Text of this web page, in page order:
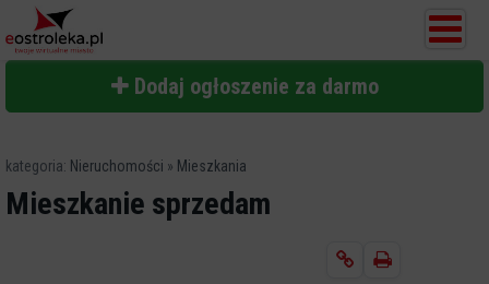
Dodaj ogłoszenie za darmo
kategoria: Nieruchomości » Mieszkania
Mieszkanie sprzedam